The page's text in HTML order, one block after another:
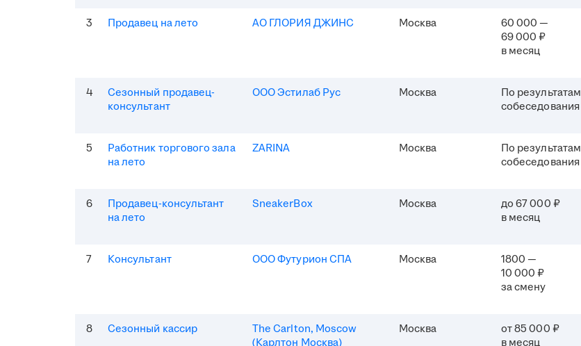
3 Продавец на лето АО ГЛОРИЯ ДЖИНС Москва
60 000 —
69 000 ₽
в месяц
4
Сезонный продавец-
консультант
ООО Эстилаб Рус Москва
По результатам
собеседования
5
Работник торгового зала
на лето
ZARINA Москва
По результатам
собеседования
6
Продавец-консультант
на лето
SneakerBox Москва
до 67 000 ₽
в месяц
7 Консультант ООО Футурион СПА Москва
1800 —
10 000 ₽
за смену
8 Сезонный кассир
The Carlton, Moscow
(Карлтон Москва)
Москва
от 85 000 ₽
в месяц